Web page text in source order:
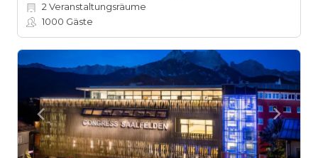
2 Veranstaltungsräume
1000 Gäste